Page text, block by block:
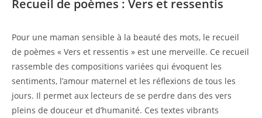
Recueil de poèmes : Vers et ressentis
Pour une maman sensible à la beauté des mots, le recueil
de poèmes « Vers et ressentis » est une merveille. Ce recueil
rassemble des compositions variées qui évoquent les
sentiments, l’amour maternel et les réflexions de tous les
jours. Il permet aux lecteurs de se perdre dans des vers
pleins de douceur et d’humanité. Ces textes vibrants